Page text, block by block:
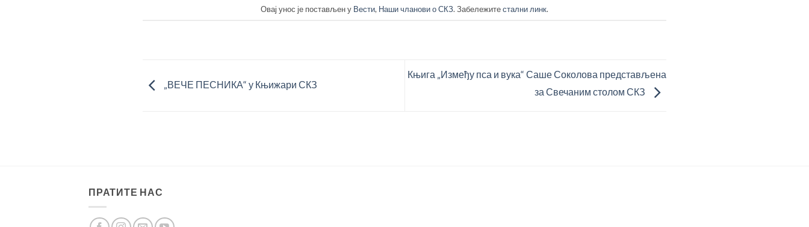
Овај унос је постављен у Вести, Наши чланови о СКЗ. Забележитестални линк.
„ВЕЧЕ ПЕСНИКА“ у Књижари СКЗ
Књига „Између пса и вука“ Саше Соколова представљена
за Свечаним столом СКЗ
ПРАТИТЕ НАС